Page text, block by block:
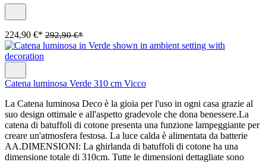
224,90 €* 292,90 €*
Catena luminosa Verde 310 cm Vicco
La Catena luminosa Deco è la gioia per l'uso in ogni casa grazie al
suo design ottimale e all'aspetto gradevole che dona benessere.La
catena di batuffoli di cotone presenta una funzione lampeggiante per
creare un'atmosfera festosa. La luce calda è alimentata da batterie
AA.DIMENSIONI: La ghirlanda di batuffoli di cotone ha una
dimensione totale di 310cm. Tutte le dimensioni dettagliate sono